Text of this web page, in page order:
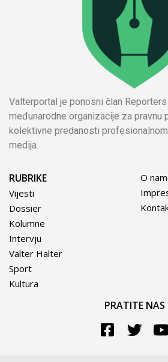
Valterportal je ponosni član Reporters
međunarodne organizacije za pravnu
kolektivne predanosti
medija.
RUBRIKE
Vijesti
Dossier
Kolumne
Intervju
Valter Halter
Sport
Kultura
O
PRATITE NAS